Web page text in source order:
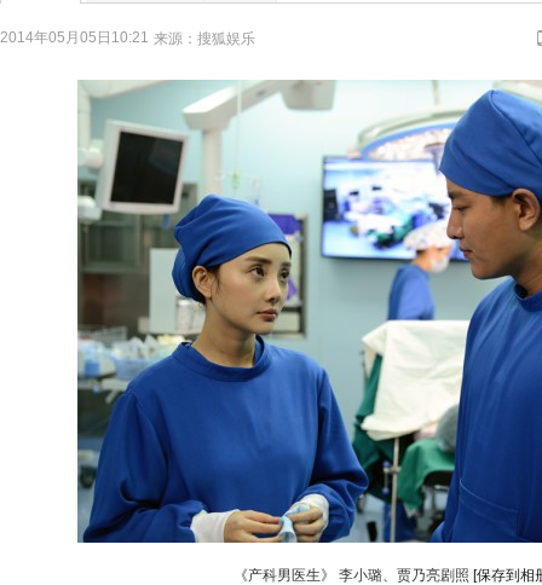
2014年05月05日10:21 来源： 搜狐娱乐
《产科男医生》 李小璐、贾乃亮剧照 [保存到相